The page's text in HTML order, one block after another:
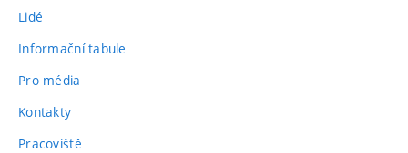
Lidé
Informační tabule
Pro média
Kontakty
Pracoviště